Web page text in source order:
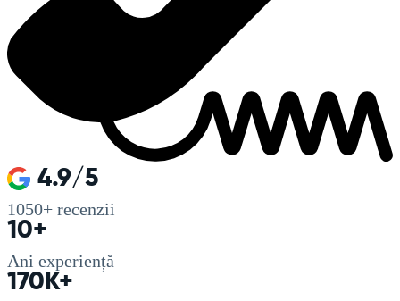
4.9/5
1050+ recenzii
10+
Ani experiență
170K+